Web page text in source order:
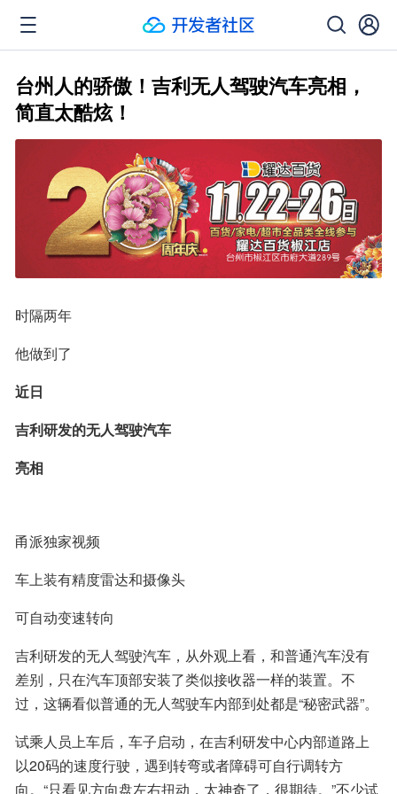
台州人的骄傲！吉利无人驾驶汽车亮相，
简直太酷炫！
时隔两年
他做到了
近日
吉利研发的无人驾驶汽车
亮相
甬派独家视频
车上装有精度雷达和摄像头
可自动变速转向
吉利研发的无人驾驶汽车，从外观上看，和普通汽车没有
差别，只在汽车顶部安装了类似接收器一样的装置。不
过，这辆看似普通的无人驾驶车内部到处都是“秘密武器”。
试乘人员上车后，车子启动，在吉利研发中心内部道路上
以20码的速度行驶，遇到转弯或者障碍可自行调转方
向。“只看见方向盘左右扭动，太神奇了，很期待。”不少试